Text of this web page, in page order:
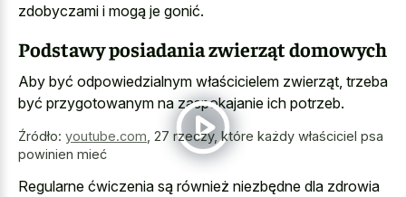
zdobyczami i mogą je gonić.
Podstawy posiadania zwierząt domowych
Aby być odpowiedzialnym właścicielem zwierząt, trzeba
być przygotowanym na zaspokajanie ich potrzeb.
Źródło: youtube.com 27 rzeczy, które każdy właściciel psa
powinien mieć
Regularne ćwiczenia są również niezbędne dla zdrowia